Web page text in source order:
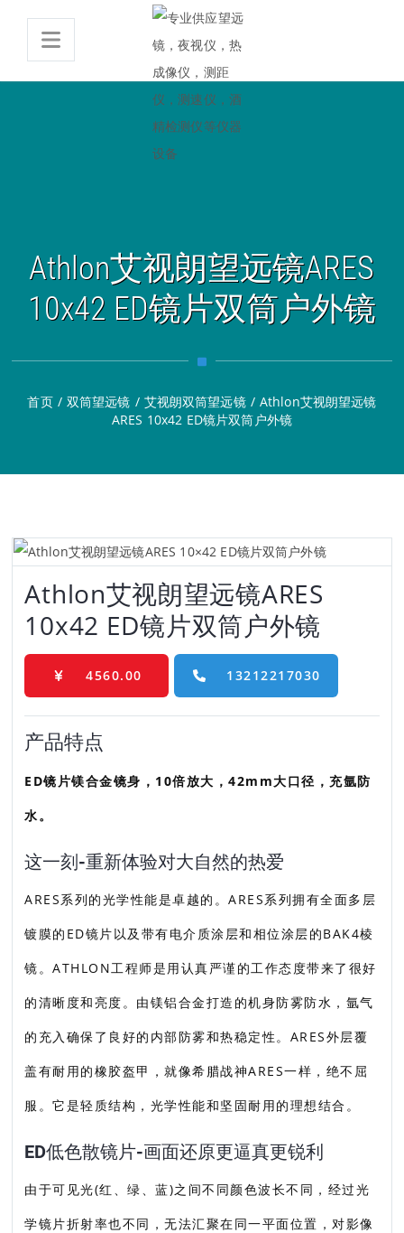
Athlon艾视朗望远镜ARES
10x42 ED镜片双筒户外镜
首页 / 双筒望远镜 / 艾视朗双筒望远镜 / Athlon艾视朗望远镜
ARES 10x42 ED镜片双筒户外镜
Athlon艾视朗望远镜ARES
10x42 ED镜片双筒户外镜
4560.00 13212217030
产品特点
ED镜片镁合金镜身，10倍放大，42mm大口径，充氩防
水。
这一刻-重新体验对大自然的热爱
ARES系列的光学性能是卓越的。ARES系列拥有全面多层
镀膜的ED镜片以及带有电介质涂层和相位涂层的BAK4棱
镜。ATHLON工程师是用认真严谨的工作态度带来了很好
的清晰度和亮度。由镁铝合金打造的机身防雾防水，氩气
的充入确保了良好的内部防雾和热稳定性。ARES外层覆
盖有耐用的橡胶盔甲，就像希腊战神ARES一样，绝不屈
服。它是轻质结构，光学性能和坚固耐用的理想结合。
ED低色散镜片-画面还原更逼真更锐利
由于可见光(红、绿、蓝)之间不同颜色波长不同，经过光
学镜片折射率也不同，无法汇聚在同一平面位置，对影像